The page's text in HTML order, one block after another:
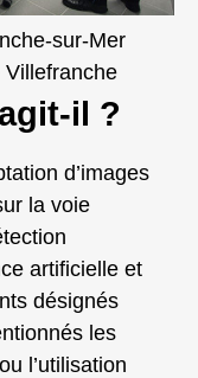
sur-Mer
il ?
d’images
la voie
artificielle et
désignés
les
l’utilisation